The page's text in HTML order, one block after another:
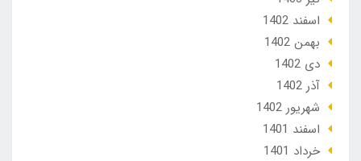
اسفند 1402
بهمن 1402
دی 1402
آذر 1402
شهریور 1402
اسفند 1401
خرداد 1401